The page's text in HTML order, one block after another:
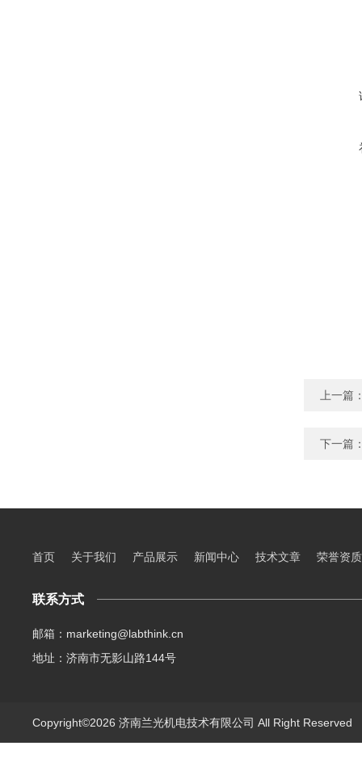
上一篇
下一篇
首页 关于我们 产品展示 新闻中心 技术文章 荣誉资质
联系方式
邮箱：marketing@labthink.cn
地址：济南市无影山路144号
Copyright©2026 济南兰光机电技术有限公司 All Right